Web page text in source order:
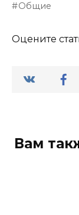
Общие
Оцените
Вам